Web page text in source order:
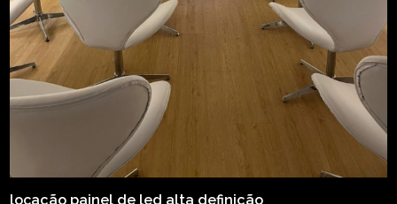
locação painel de led alta definição